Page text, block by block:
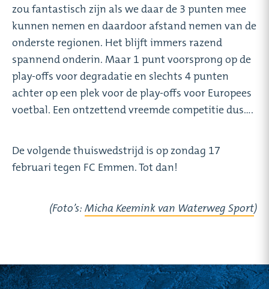
zou fantastisch zijn als we daar de 3 punten mee
kunnen nemen en daardoor afstand nemen van de
onderste regionen. Het blijft immers razend
spannend onderin. Maar 1 punt voorsprong op de
play-offs voor degradatie en slechts 4 punten
achter op een plek voor de play-offs voor Europees
voetbal. Een ontzettend vreemde competitie dus….
De volgende thuiswedstrijd is op zondag 17
februari tegen FC Emmen. Tot dan!
(Foto’s: Micha Keemink van Waterweg Sport)